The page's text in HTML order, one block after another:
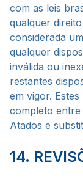
com as leis
qualquer
considerada
qualquer
inválida ou
restantes
em vigor.
completo
Atados e
14.